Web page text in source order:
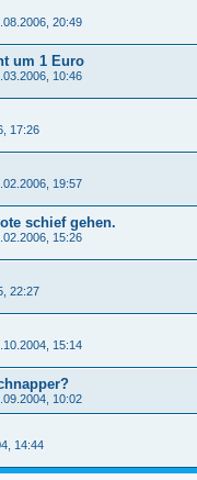
20:49
um 1 Euro
10:46
17:26
19:57
schief gehen.
15:26
22:27
15:14
10:02
14:44